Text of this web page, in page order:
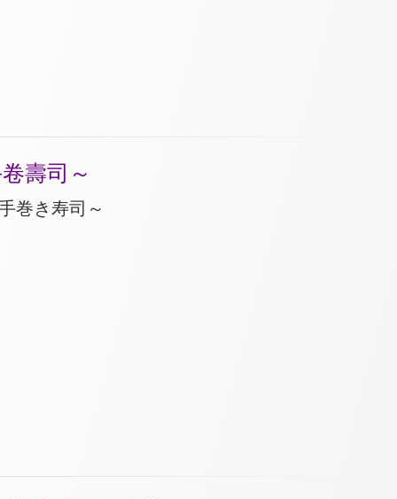
壽司～
巻き寿司～